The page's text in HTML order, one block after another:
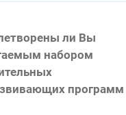
ли Вы
набором
программ